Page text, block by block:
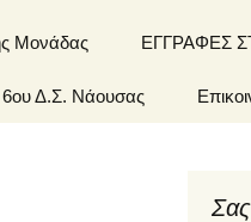
Μονάδας ΕΓΓΡΑΦΕΣ
6ου Δ.Σ. Νάουσας